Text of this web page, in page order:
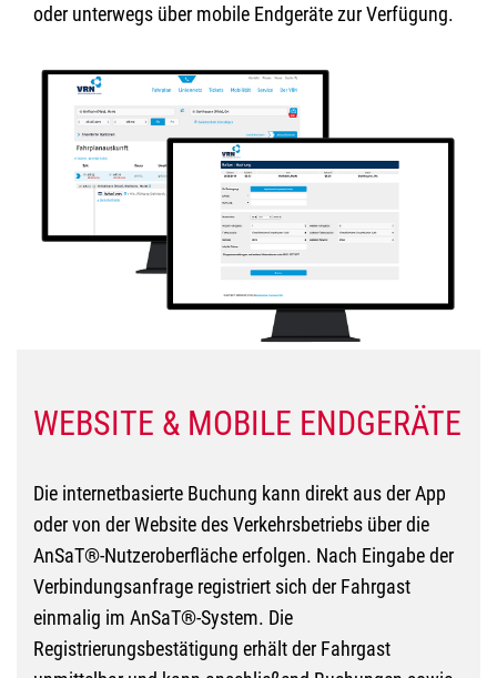
oder unterwegs über mobile Endgeräte zur Verfügung.
WEBSITE & MOBILE ENDGERÄTE
Die internetbasierte Buchung kann direkt aus der App
oder von der Website des Verkehrsbetriebs über die
AnSaT®-Nutzeroberfläche erfolgen. Nach Eingabe der
Verbindungsanfrage registriert sich der Fahrgast
einmalig im AnSaT®-System. Die
Registrierungsbestätigung erhält der Fahrgast